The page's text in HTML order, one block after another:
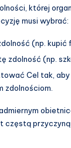
której
musi wybrać:
(np. kupić
zdolność (np.
Cel tak,
zdolnościom.
częstą